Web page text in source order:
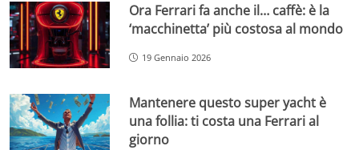
Ora Ferrari fa anche il… caffè: è la
‘macchinetta’ più costosa al mondo
19 Gennaio 2026
Mantenere questo super yacht è
una follia: ti costa una Ferrari al
giorno